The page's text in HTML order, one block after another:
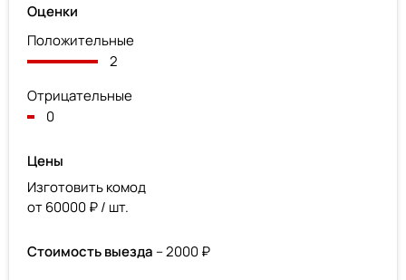
Оценки
Положительные
2
Отрицательные
0
Цены
Изготовить комод
от 60000 ₽ / шт.
Стоимость выезда – 2000 ₽